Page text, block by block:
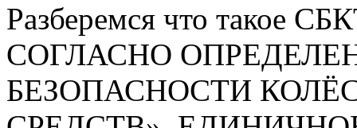
Разберемся что такое
СОГЛАСНО
БЕЗОПАСНОСТИ